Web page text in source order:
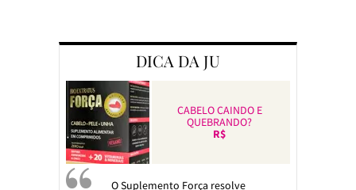
DICA DA JU
CABELO CAINDO E
QUEBRANDO?
R$
O Suplemento Força resolve